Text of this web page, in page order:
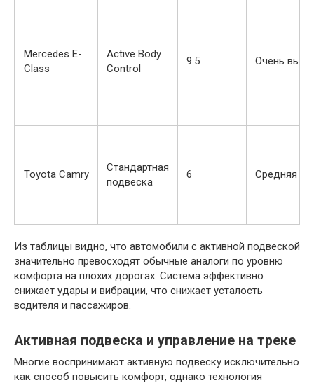
Mercedes E-
Class
Active Body
Control
9.5 Очень
Toyota Camry
Стандартная
подвеска
6 Средняя
Из таблицы видно, что автомобили с активной подвеской
значительно превосходят обычные аналоги по уровню
комфорта на плохих дорогах. Система эффективно
снижает удары и вибрации, что снижает усталость
водителя и пассажиров.
Активная подвеска и управление на треке
Многие воспринимают активную подвеску исключительно
как способ повысить комфорт, однако технология